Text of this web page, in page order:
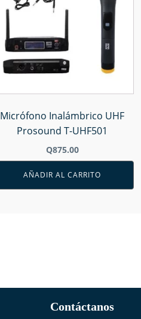
Micrófono Inalámbrico UHF
Prosound T-UHF501
Q875.00
AÑADIR AL CARRITO
Contáctanos